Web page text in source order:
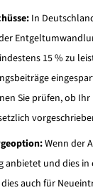
In
15 % zu
Sie prüfen, ob
Wenn der
anbietet und dies
auch für